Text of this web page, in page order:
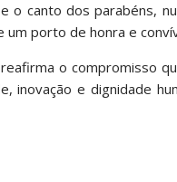
o canto dos parabéns,
porto de honra e
o compromisso
e dignidade